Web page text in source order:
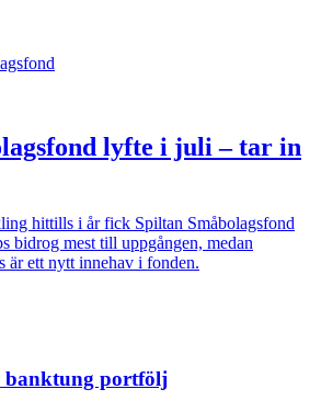
lyfte i juli – tar in
hittills i år fick Spiltan Småbolagsfond
mest till uppgången, medan
är ett nytt innehav i fonden.
banktung portfölj